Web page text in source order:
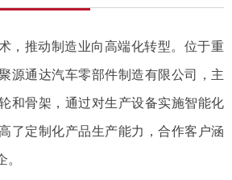
，推动制造业向高端化转型。位于重
源通达汽车零部件制造有限公司，主
和骨架，通过对生产设备实施智能化
了定制化产品生产能力，合作客户涵